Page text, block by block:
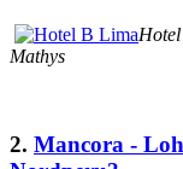
Mathys
2. Mancora -